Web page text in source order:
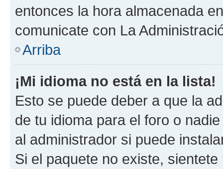
entonces la hora almacenada
comunicate con La
Arriba
¡Mi idioma no está en la lista!
Esto se puede deber a que la
de tu idioma para el foro o
al administrador si puede
Si el paquete no existe,